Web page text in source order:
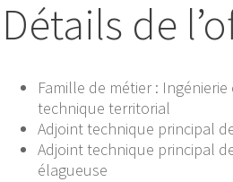
Détails de
Famille de métier :
technique territorial
Adjoint technique principal
Adjoint technique principal
élagueuse